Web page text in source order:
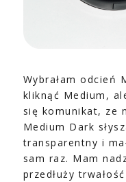
Wybrałam odcień
kliknąć Medium,
się komunikat, ze
Medium Dark
transparentny i
sam raz. Mam
przedłuży